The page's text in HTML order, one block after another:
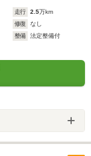
走行 2.5万km
修復
なし
整備
法定整備付